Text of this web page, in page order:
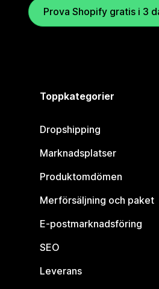
Prova Shopify gratis i 3
Toppkategorier
Dropshipping
Marknadsplatser
Produktomdömen
Merförsäljning och paket
E-postmarknadsföring
SEO
Leverans